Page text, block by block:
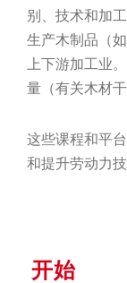
别、技术和加
生产木制品（
上下游加工业
量（有关木材
这些课程和平
和提升劳动力
开始